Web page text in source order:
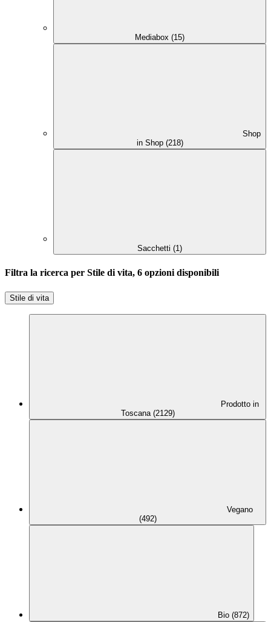
Mediabox (15)
Shop
in Shop (218)
Sacchetti (1)
Filtra la ricerca per Stile di vita, 6 opzioni disponibili
Stile di vita
Prodotto in
Toscana (2129)
Vegano
(492)
Bio (872)